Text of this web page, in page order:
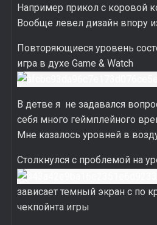
Например прикол с коровой
Вообще левел дизайн впору
Повторяющиеся уровень
игра в духе Game & Watch
В детве я не задавался
себя много геймплейного
Мне казалось уровней в
Столкнулся с проблемой на
зависает темный экран с по
чекпойнта игры